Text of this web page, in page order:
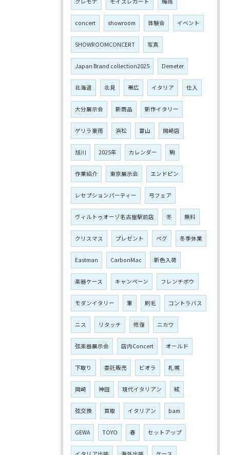
concert showroom 体験会 イベント
SHOWROOMCONCERT 写真
Japan Brand collection2025 Demeter
北海道 北見 帯広 イタリア 仕入
大分展示会 新商品 新作イタリー
ゲリラ豪雨 浜松 富山 岡崎店
旭川 2025年 カレンダー 駒
作業紹介 東京展示会 エンドピン
レセプションパーティー 弓フェア
ヴィルトゥオーゾ名古屋駅前店 冬 無料
クリスマス プレゼント ペグ 冬季休業
Eastman CarbonMac 新色入荷
楽器ケース キャンペーン フレンチボウ
モダンイタリー 筆 刷毛 コントラバス
ニス リタッチ 修復 ニカワ
弦楽器展示会 店内Concert オールド
下取り 委託販売 ビオラ 札幌
岡崎 神田 現代イタリアン 絃
弦交換 買取 イタリアン bam
GEWA TOYO 春 セットアップ